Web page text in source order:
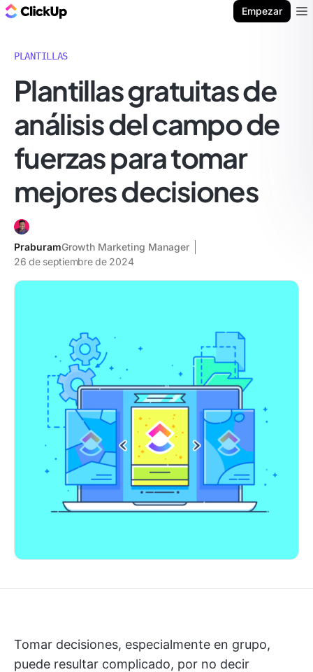
Empezar
PLANTILLAS
Plantillas gratuitas de
análisis del campo de
fuerzas para tomar
mejores decisiones
PraburamGrowth Marketing Manager
26 de septiembre de 2024
Tomar decisiones, especialmente en grupo,
puede resultar complicado, por no decir